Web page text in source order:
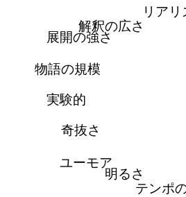
リアリ
テンポ
明るさ
ユーモア
奇抜さ
実験的
物語の規模
展開の強さ
解釈の広さ